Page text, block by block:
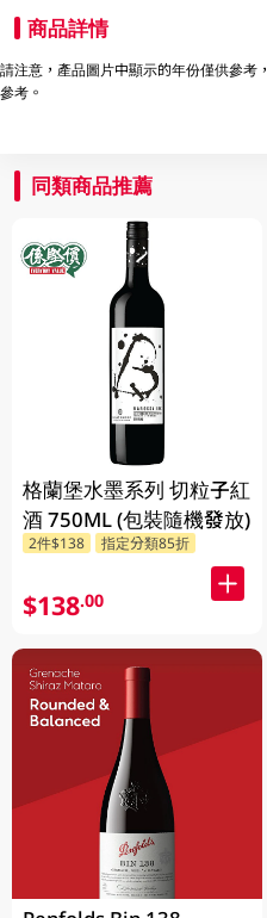
商品詳情
請注意，產品圖片中顯示的年份僅供參考
參考。
同類商品推薦
格蘭堡水墨系列 切粒子紅
酒 750ML (包裝隨機發放)
2件$138 指定分類85折
$138.00